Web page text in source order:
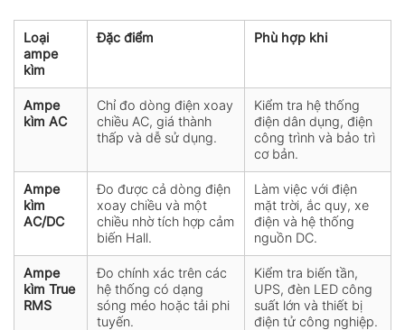
Loại
ampe
kìm
Đặc điểm Phù hợp khi
Ampe
kìm AC
Chỉ đo dòng điện xoay
chiều AC, giá thành
thấp và dễ sử dụng.
Kiểm tra hệ thống
điện dân dụng, điện
công trình và bảo trì
cơ bản.
Ampe
kìm
AC/DC
Đo được cả dòng điện
xoay chiều và một
chiều nhờ tích hợp cảm
biến Hall.
Làm việc với điện
mặt trời, ắc quy, xe
điện và hệ thống
nguồn DC.
Ampe
kìm True
RMS
Đo chính xác trên các
hệ thống có dạng
sóng méo hoặc tải phi
tuyến.
Kiểm tra biến tần,
UPS, đèn LED công
suất lớn và thiết bị
điện tử công nghiệp.